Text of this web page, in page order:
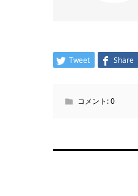
Tweet Share
コメント:0